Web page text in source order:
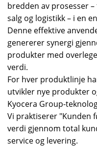
bredden av prosesser
salg og logistikk – i en
Denne effektive
genererer synergi
produkter med
verdi.
For hver produktlinje
utvikler nye produkter
Kyocera Group-
Vi praktiserer "Kunden
verdi gjennom total
service og levering.